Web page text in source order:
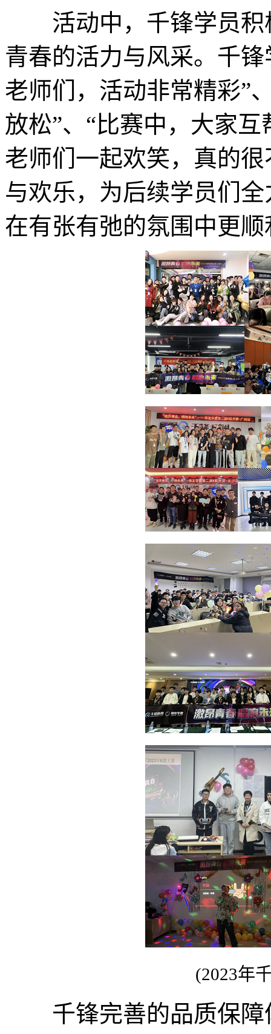
活动中，千锋学员积
青春的活力与风采。千
老师们，活动非常精彩”
放松”、“比赛中，大家
老师们一起欢笑，真的
与欢乐，为后续学员们
在有张有弛的氛围中更
(2023年千
千锋完善的品质保障